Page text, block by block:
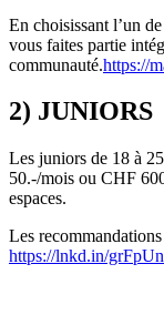
En choisissant l’un
vous faites partie
communauté.https://
2) JUNIORS
Les juniors de 18 à
50.-/mois ou CHF
espaces.
Les recommandations
https://lnkd.in/grFpUn